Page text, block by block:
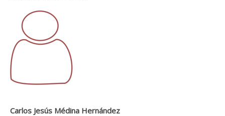
Carlos Jesús Médina Hernández